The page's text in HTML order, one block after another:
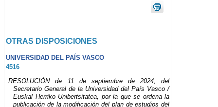
OTRAS DISPOSICIONES
UNIVERSIDAD DEL PAÍS VASCO
4516
RESOLUCIÓN de 11 de septiembre de 2024, del
Secretario General de la Universidad del País Vasco /
Euskal Herriko Unibertsitatea, por la que se ordena la
publicación de la modificación del plan de estudios del